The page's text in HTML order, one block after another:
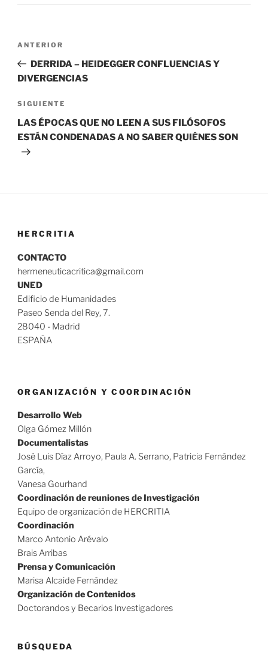
Navegación
entradas
Entrada
anterior:
ANTERIOR
DERRIDA – HEIDEGGER CONFLUENCIAS Y
DIVERGENCIAS
Siguiente
entrada
SIGUIENTE
LAS ÉPOCAS QUE NO LEEN A SUS FILÓSOFOS
ESTÁN CONDENADAS A NO SABER QUIÉNES SON
HERCRITIA
CONTACTO
hermeneuticacritica@gmail.com
UNED
Edificio de Humanidades
Paseo Senda del Rey, 7.
28040 - Madrid
ESPAÑA
ORGANIZACIÓN Y COORDINACIÓN
Desarrollo Web
Olga Gómez Millón
Documentalistas
José Luis Díaz Arroyo, Paula A. Serrano, Patricia Fernández
García,
Vanesa Gourhand
Coordinación de reuniones de Investigación
Equipo de organización de HERCRITIA
Coordinación
Marco Antonio Arévalo
Brais Arribas
Prensa y Comunicación
Marisa Alcaide Fernández
Organización de Contenidos
Doctorandos y Becarios Investigadores
BÚSQUEDA